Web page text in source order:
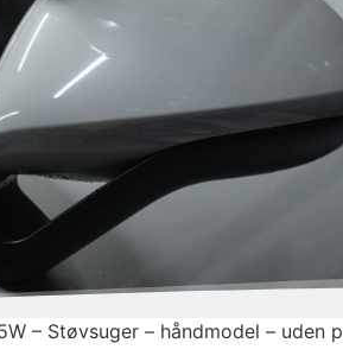
– Støvsuger – håndmodel – uden